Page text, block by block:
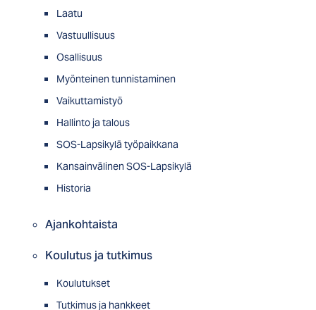
Laatu
Vastuullisuus
Osallisuus
Myön­tei­nen tun­nis­ta­minen
Vaikuttamistyö
Hallinto ja talous
SOS-Lapsikylä työpaikkana
Kansainvälinen SOS-Lapsikylä
Historia
Ajankohtaista
Koulutus ja tutkimus
Koulutukset
Tutkimus ja hankkeet